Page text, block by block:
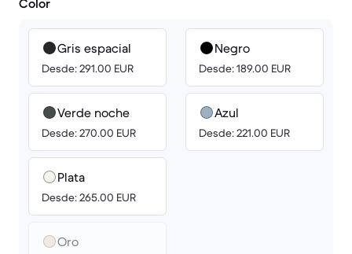
Color
Gris espacial
Desde: 291.00 EUR
Verde noche
Desde: 270.00 EUR
Plata
Desde: 265.00 EUR
Oro
Negro
Desde: 189.00 EUR
Azul
Desde: 221.00 EUR